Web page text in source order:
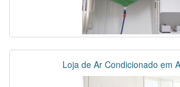
Loja de Ar Condicionado em